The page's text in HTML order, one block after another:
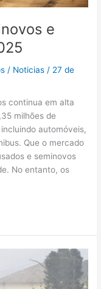
e
/ Noticias / 27 de
continua em alta
milhões de
automóveis,
Que o mercado
e seminovos
No entanto, os